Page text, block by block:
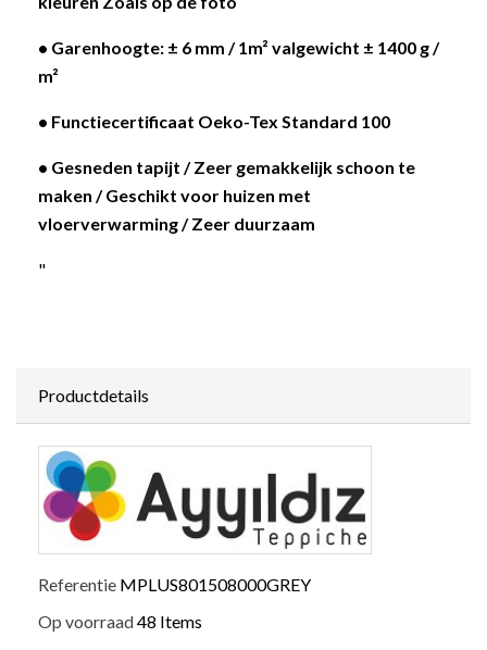
• Garenhoogte: ± 6 mm / 1m² valgewicht ± 1400 g /
m²
• Functiecertificaat Oeko-Tex Standard 100
• Gesneden tapijt / Zeer gemakkelijk schoon te
maken / Geschikt voor huizen met
vloerverwarming / Zeer duurzaam
"
Productdetails
Referentie MPLUS801508000GREY
Op voorraad48 Items